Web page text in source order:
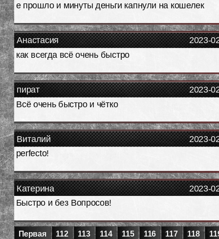
е прошло и минуты деньги капнули на кошелек
2023-
Анастасия
как всегда всё очень быстро
2023-
пират
Всё очень быстро и чётко
2023-
Виталий
perfecto!
2023-
Катерина
Быстро и без Вопросов!
Первая 112 113 114 115 116 117 118